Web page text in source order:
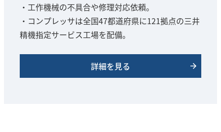
・工作機械の不具合や修理対応依頼。
・コンプレッサは全国47都道府県に121拠点の三井
精機指定サービス工場を配備。
詳細を見る